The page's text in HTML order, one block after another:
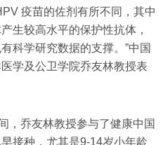
疫苗的佐剂有所不同，其中
生较高水平的保护性抗体，
科学研究数据的支撑。”中国
学及公卫学院乔友林教授表
，乔友林教授参与了健康中国
接种，尤其是9-14岁小年龄